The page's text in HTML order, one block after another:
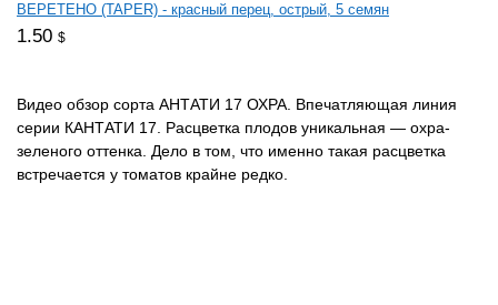
ВЕРЕТЕНО (TAPER) - красный перец, острый, 5 семян
1.50 $
Видео обзор сорта АНТАТИ 17 ОХРА. Впечатляющая линия
серии КАНТАТИ 17. Расцветка плодов уникальная — охра-
зеленого оттенка. Дело в том, что именно такая расцветка
встречается у томатов крайне редко.